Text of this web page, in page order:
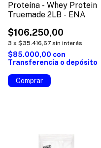
Proteína - Whey Protein
Truemade 2LB - ENA
$106.250,00
3 x $35.416,67 sin interés
$85.000,00 con
Transferencia o depósito
Comprar